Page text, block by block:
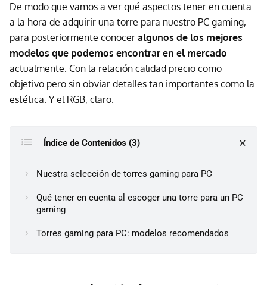
De modo que vamos a ver qué aspectos tener en cuenta
a la hora de adquirir una torre para nuestro PC gaming,
para posteriormente conocer algunos de los mejores
modelos que podemos encontrar en el mercado
actualmente. Con la relación calidad precio como
objetivo pero sin obviar detalles tan importantes como la
estética. Y el RGB, claro.
Índice de Contenidos (3)
Nuestra selección de torres gaming para PC
Qué tener en cuenta al escoger una torre para un PC
gaming
Torres gaming para PC: modelos recomendados